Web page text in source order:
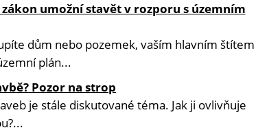
umožní stavět v rozporu s územním
dům nebo pozemek, vaším hlavním štítem
plán...
Pozor na strop
je stále diskutované téma. Jak ji ovlivňuje